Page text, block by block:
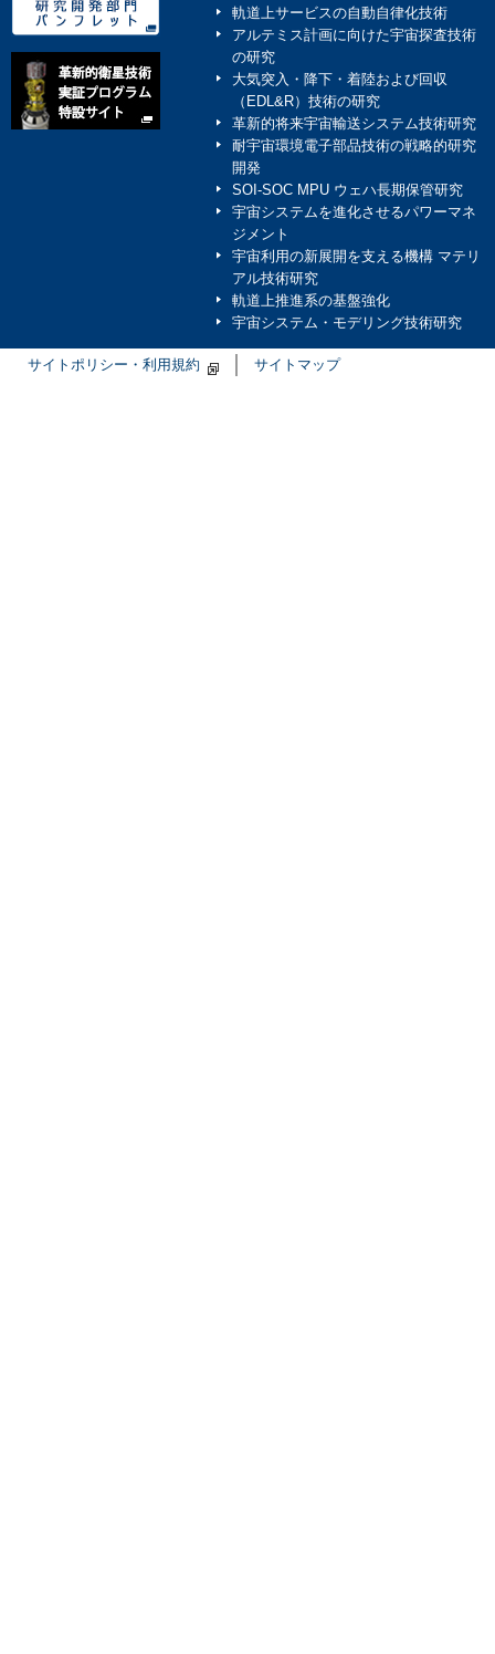
軌道上サービスの自動自律化技術
アルテミス計画に向けた宇宙探査技術
の研究
大気突入・降下・着陸および回収
（EDL&R）技術の研究
革新的将来宇宙輸送システム技術研究
耐宇宙環境電子部品技術の戦略的研究
開発
SOI-SOC MPU ウェハ長期保管研究
宇宙システムを進化させるパワーマネ
ジメント
宇宙利用の新展開を支える機構 マテリ
アル技術研究
軌道上推進系の基盤強化
宇宙システム・モデリング技術研究
サイトポリシー・利用規約 サイトマップ